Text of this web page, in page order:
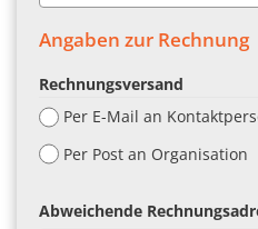
Angaben zur Rechnung
Rechnungsversand
Per E-Mail an
Per Post an Organisation
Abweichende